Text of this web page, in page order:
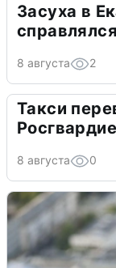
Засуха в
справлялся
8 августа 2
Такси
8 августа 0